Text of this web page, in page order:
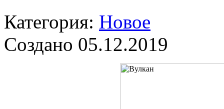
Категория: Новое
Создано 05.12.2019